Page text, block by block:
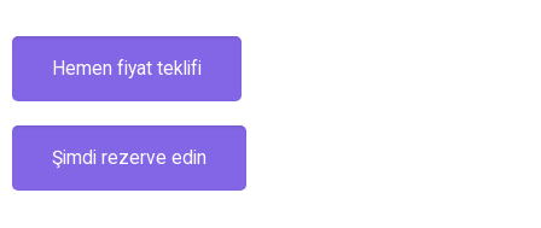
Hemen fiyat teklifi
Şimdi rezerve edin